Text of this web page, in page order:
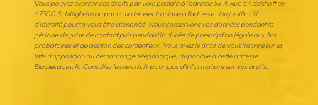
Vous pouvez exercer ces droits par voie postale à l'adresse 58 A Rue d'Adelshoffen
67300 Schiltigheim ou par courrier électronique à l'adresse . Un justificatif
d'identité pourra vous être demandé. Nous conservons vos données pendant la
période de prise de contact puis pendant la durée de prescription légale aux fins
probatoires et de gestion des contentieux. Vous avez le droit de vous inscrire sur la
liste d'opposition au démarchage téléphonique, disponible à cette adresse :
Bloctel.gouv.fr. Consultez le site cnil.fr pour plus d’informations sur vos droits.